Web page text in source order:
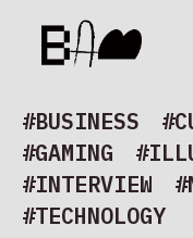
#BUSINESS
#GAMING
#INTERVIEW
#TECHNOLOGY